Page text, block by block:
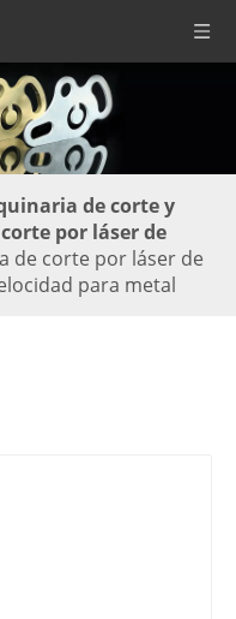
de corte y
por láser de
de corte por láser de
para metal